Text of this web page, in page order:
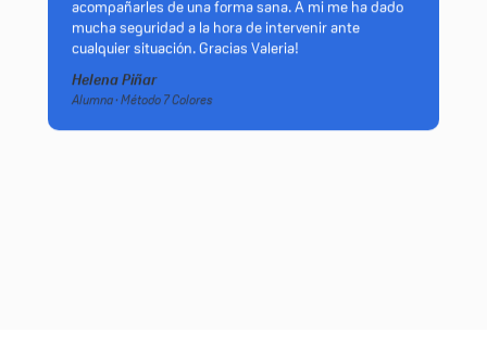
mucha seguridad a la hora de intervenir ante
cualquier situación. Gracias Valeria!
Helena Piñar
Alumna · Método 7 Colores